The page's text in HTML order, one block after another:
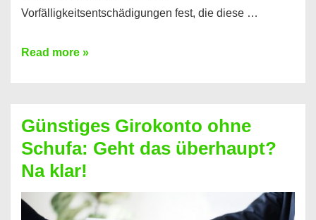
Vorfälligkeitsentschädigungen fest, die diese …
Kredit
dabei
profitieren
–
So
funktioniert’s
Read more »
Günstiges Girokonto ohne
Schufa: Geht das überhaupt?
Na klar!